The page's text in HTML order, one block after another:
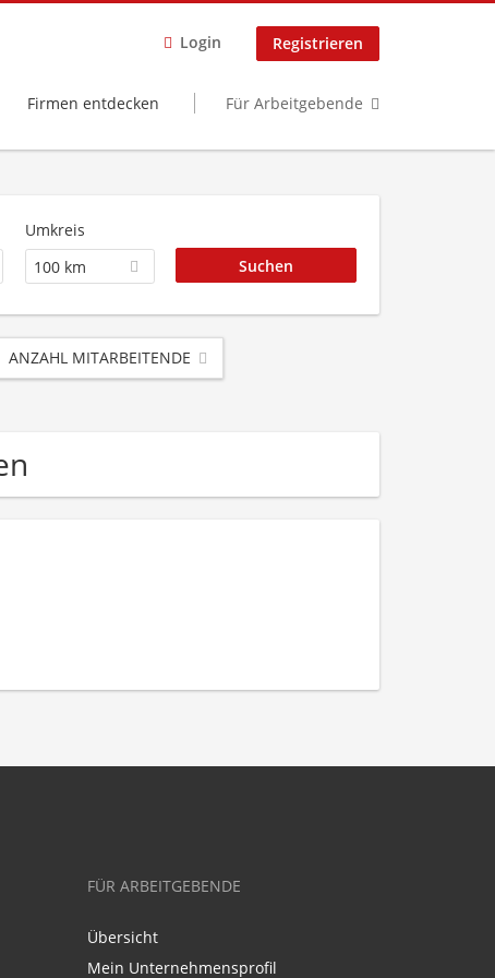
Login Registrieren
Firmen entdecken Für Arbeitgebende
Umkreis
100 km
ANZAHL MITARBEITENDE
FÜR ARBEITGEBENDE
Übersicht
Mein Unternehmensprofil